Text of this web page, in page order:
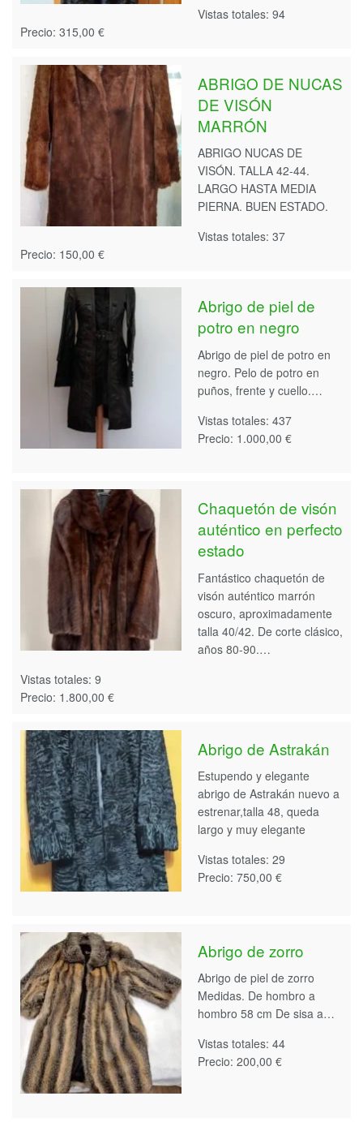
Vistas totales: 94
Precio: 315,00 €
ABRIGO DE NUCAS
DE VISÓN
MARRÓN
ABRIGO NUCAS DE
VISÓN. TALLA 42-44.
LARGO HASTA MEDIA
PIERNA. BUEN ESTADO.
Vistas totales: 37
Precio: 150,00 €
Abrigo de piel de
potro en negro
Abrigo de piel de potro en
negro. Pelo de potro en
puños, frente y cuello.…
Vistas totales: 437
Precio: 1.000,00 €
Chaquetón de visón
auténtico en perfecto
estado
Fantástico chaquetón de
visón auténtico marrón
oscuro, aproximadamente
talla 40/42. De corte clásico,
años 80-90.…
Vistas totales: 9
Precio: 1.800,00 €
Abrigo de Astrakán
Estupendo y elegante
abrigo de Astrakán nuevo a
estrenar,talla 48, queda
largo y muy elegante
Vistas totales: 29
Precio: 750,00 €
Abrigo de zorro
Abrigo de piel de zorro
Medidas. De hombro a
hombro 58 cm De sisa a…
Vistas totales: 44
Precio: 200,00 €